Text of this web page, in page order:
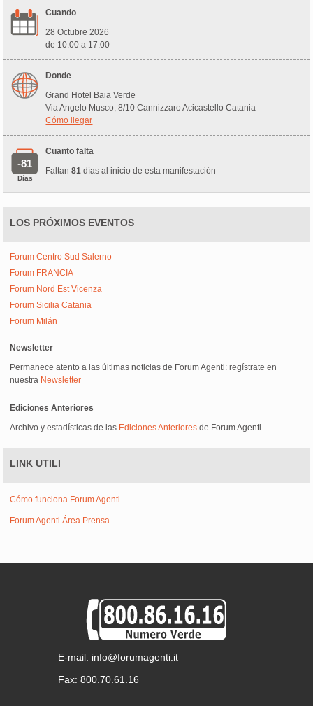
Cuando
28 Octubre 2026
de 10:00 a 17:00
Donde
Grand Hotel Baia Verde
Via Angelo Musco, 8/10 Cannizzaro Acicastello Catania
Cómo llegar
-81
Días
Cuanto falta
Faltan81 días al inicio de esta manifestación
LOS PRÓXIMOS EVENTOS
Forum Centro Sud Salerno
Forum FRANCIA
Forum Nord Est Vicenza
Forum Sicilia Catania
Forum Milán
Newsletter
Permanece atento a las últimas noticias de Forum Agenti: regístrate en
nuestra Newsletter
Ediciones Anteriores
Archivo y estadísticas de las Ediciones Anteriores de Forum Agenti
LINK UTILI
Cómo funciona Forum Agenti
Forum Agenti Área Prensa
E-mail: info@forumagenti.it
Fax: 800.70.61.16